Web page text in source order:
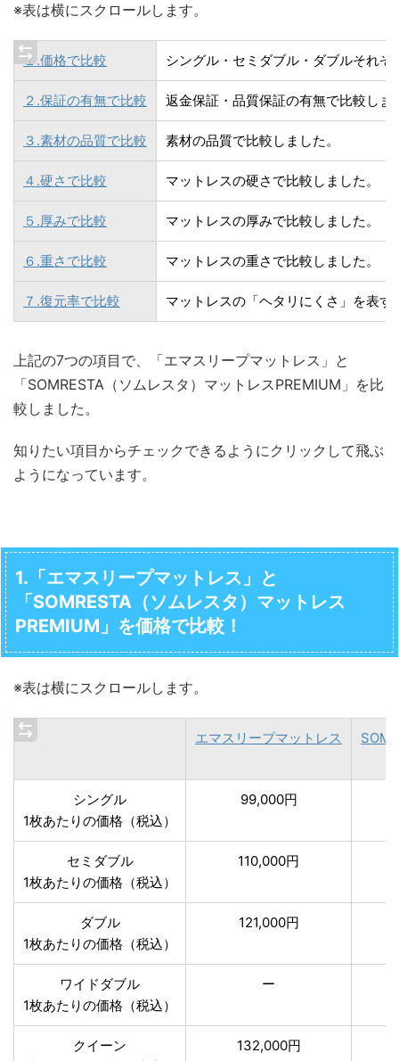
※表は横にスクロールします。
１.価格で比較 シングル・セミダブル・ダブルそれ
２.保証の有無で比較 返金保証・品質保証の有無で比較しま
３.素材の品質で比較 素材の品質で比較しました。
４.硬さで比較 マットレスの硬さで比較しました。
５.厚みで比較 マットレスの厚みで比較しました。
６.重さで比較 マットレスの重さで比較しました。
７.復元率で比較 マットレスの「ヘタリにくさ」を表
上記の7つの項目で、「エマスリープマットレス」と
「SOMRESTA（ソムレスタ）マットレスPREMIUM」を比
較しました。
知りたい項目からチェックできるようにクリックして飛ぶ
ようになっています。
1.「エマスリープマットレス」と
「SOMRESTA（ソムレスタ）マットレス
PREMIUM」を価格で比較！
※表は横にスクロールします。
エマスリープマットレス
シングル
1枚あたりの価格（税込）
99,000円
セミダブル
1枚あたりの価格（税込）
110,000円
ダブル
1枚あたりの価格（税込）
121,000円
ワイドダブル
1枚あたりの価格（税込）
ー
クイーン
132,000円